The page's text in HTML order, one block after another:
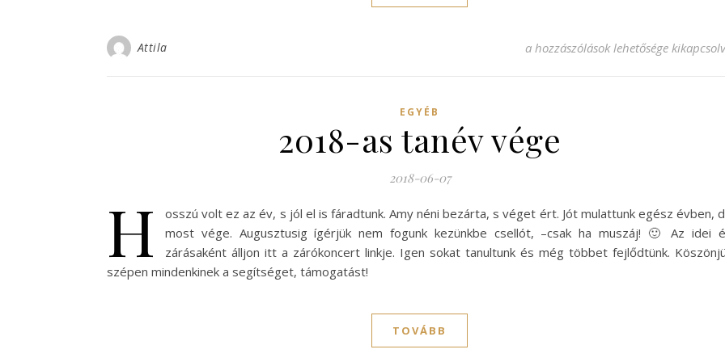
Attila 2018-as tanévzáró zongorakoncert
a hozzászólások lehetősége
EGYÉB
2018-as tanév vége
2018-06-07
H
osszú volt ez az év, s jól el is fáradtunk. Amy néni bezárta, s véget ért. Jót mulattunk egész évben,
most vége. Augusztusig ígérjük nem fogunk kezünkbe csellót, –csak ha muszáj! 🙂 Az idei
zárásaként álljon itt a zárókoncert linkje. Igen sokat tanultunk és még többet fejlődtünk.
szépen mindenkinek a segítséget, támogatást!
TOVÁBB